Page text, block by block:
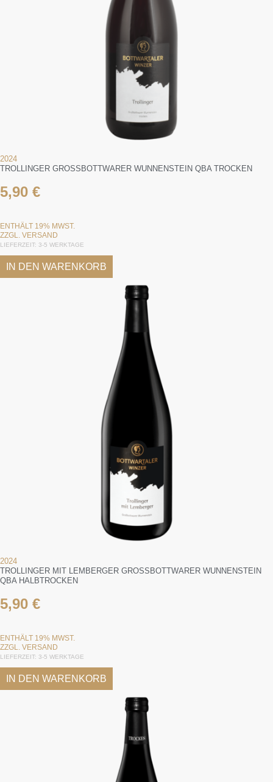
2024
TROLLINGER GROSSBOTTWARER WUNNENSTEIN QBA TROCKEN
5,90 €
ENTHÄLT 19% MWST.
ZZGL. VERSAND
LIEFERZEIT: 3-5 WERKTAGE
IN DEN WARENKORB
2024
TROLLINGER MIT LEMBERGER GROSSBOTTWARER WUNNENSTEIN Q
BA HALBTROCKEN
5,90 €
ENTHÄLT 19% MWST.
ZZGL. VERSAND
LIEFERZEIT: 3-5 WERKTAGE
IN DEN WARENKORB